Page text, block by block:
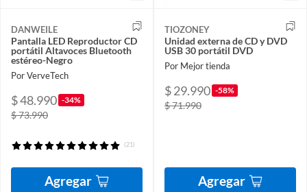
DANWEILE
Pantalla LED Reproductor CD
portátil Altavoces Bluetooth
estéreo-Negro
Por VerveTech
$ 48.990 -34%
$ 73.990
(21)
Agregar
TIOZONEY
Unidad externa de CD y DVD
USB 30 portátil DVD
Por Mejor tienda
$ 29.990 -58%
$ 71.990
Agregar